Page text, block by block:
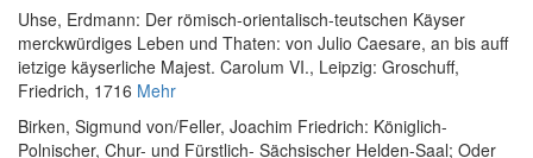
Uhse, Erdmann: Der römisch-orientalisch-teutschen Käyser
merckwürdiges Leben und Thaten: von Julio Caesare, an bis auff
ietzige käyserliche Majest. Carolum VI., Leipzig: Groschuff,
Friedrich, 1716 Mehr
Birken, Sigmund von/Feller, Joachim Friedrich: Königlich-
Polnischer, Chur- und Fürstlich- Sächsischer Helden-Saal; Oder